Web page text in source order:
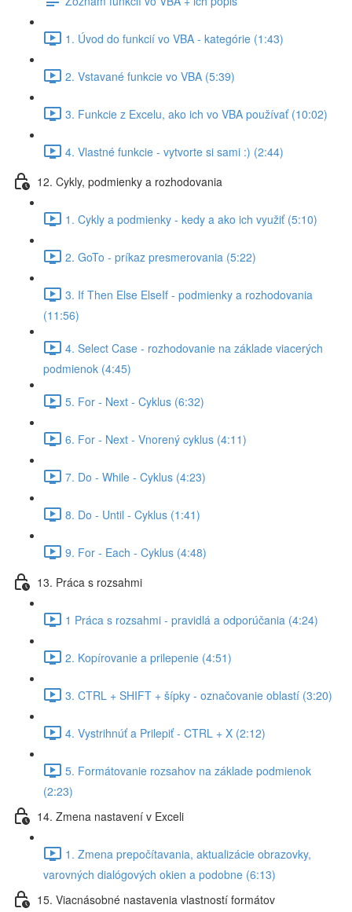
1. Úvod do funkcií vo VBA - kategórie (1:43)
2. Vstavané funkcie vo VBA (5:39)
3. Funkcie z Excelu, ako ich vo VBA používať (10:02)
4. Vlastné funkcie - vytvorte si sami :) (2:44)
12. Cykly, podmienky a rozhodovania
1. Cykly a podmienky - kedy a ako ich využiť (5:10)
2. GoTo - príkaz presmerovania (5:22)
3. If Then Else ElseIf - podmienky a rozhodovania
(11:56)
4. Select Case - rozhodovanie na základe viacerých
podmienok (4:45)
5. For - Next - Cyklus (6:32)
6. For - Next - Vnorený cyklus (4:11)
7. Do - While - Cyklus (4:23)
8. Do - Until - Cyklus (1:41)
9. For - Each - Cyklus (4:48)
13. Práca s rozsahmi
1 Práca s rozsahmi - pravidlá a odporúčania (4:24)
2. Kopírovanie a prilepenie (4:51)
3. CTRL + SHIFT + šípky - označovanie oblastí (3:20)
4. Vystrihnúť a Prilepiť - CTRL + X (2:12)
5. Formátovanie rozsahov na základe podmienok
(2:23)
14. Zmena nastavení v Exceli
1. Zmena prepočítavania, aktualizácie obrazovky,
varovných dialógových okien a podobne (6:13)
15. Viacnásobné nastavenia vlastností formátov